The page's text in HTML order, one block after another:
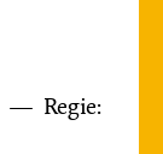
Regie: